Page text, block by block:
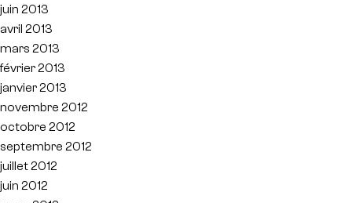
juin 2013
avril 2013
mars 2013
février 2013
janvier 2013
novembre 2012
octobre 2012
septembre 2012
juillet 2012
juin 2012